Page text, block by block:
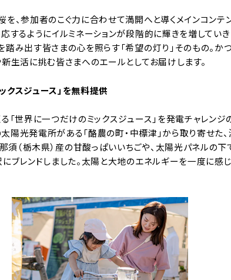
、参加者のこぐ力に合わせて満開へと導くメインコンテ
するようにイルミネーションが段階的に輝きを増してい
み出す皆さまの心を照らす「希望の灯り」そのもの。か
生活に挑む皆さまへのエールとしてお届けします。
スジュース」を無料提供
「世界に一つだけのミックスジュース」を発電チャレン
陽光発電所がある「酪農の町・中標津」から取り寄せた
（栃木県）産の甘酸っぱいいちごや、太陽光パネルの下
ブレンドしました。太陽と大地のエネルギーを一度に感